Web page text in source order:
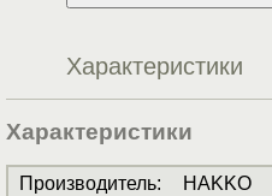
Характеристики
Характеристики
Производитель: HAKKO